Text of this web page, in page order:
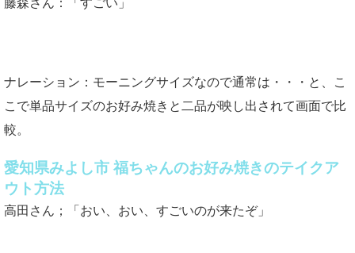
ナレーション：モーニングサイズなので通常は・・・と、こ
こで単品サイズのお好み焼きと二品が映し出されて画面で比
較。
愛知県みよし市 福ちゃんのお好み焼きのテイクア
ウト方法
高田さん；「おい、おい、すごいのが来たぞ」